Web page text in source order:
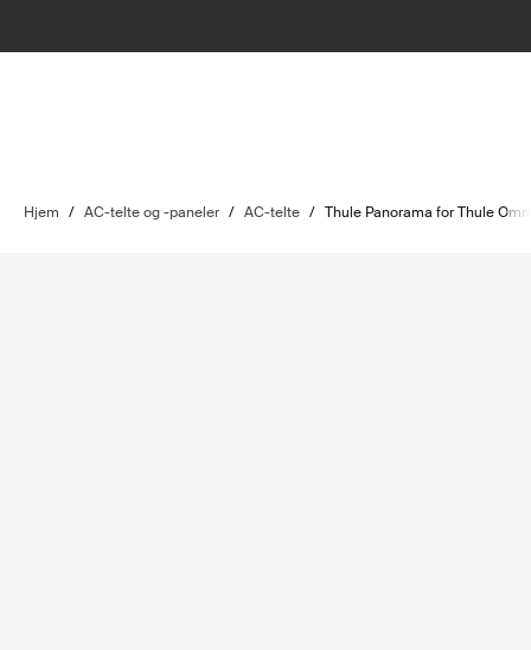
Hjem / AC-telte og -paneler / AC-telte / Thule Panorama for Thule